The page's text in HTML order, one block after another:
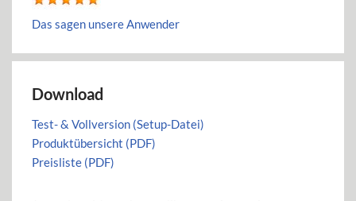
Das sagen unsere Anwender
Download
Test- & Vollversion (Setup-Datei)
Produktübersicht (PDF)
Preisliste (PDF)